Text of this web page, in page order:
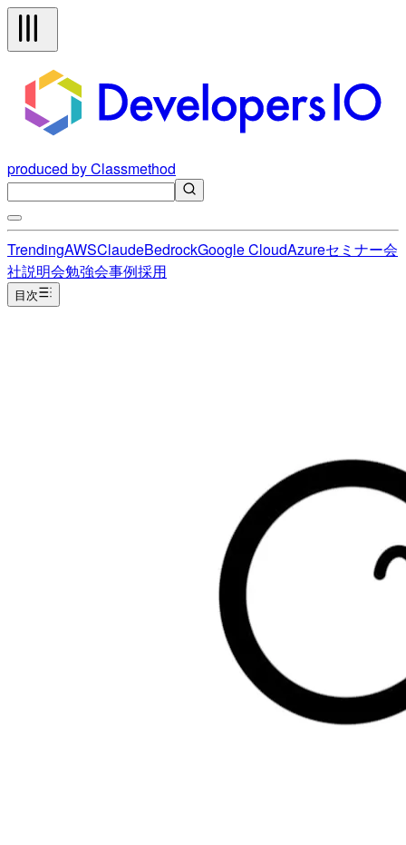
produced by Classmethod
TrendingAWSClaudeBedrockGoogle CloudAzureセミナー会
社説明会勉強会事例採用
目次